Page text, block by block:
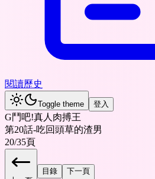
閱讀歷史
Toggle theme 登入
G鬥吧!真人肉搏王
第20話-吃回頭草的渣男
20/35頁
目錄 下一頁